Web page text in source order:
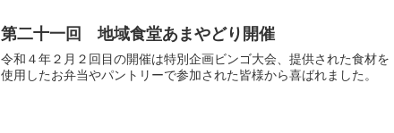
第二十一回 地域食堂あまやどり開催
令和４年２月２回目の開催は特別企画ビンゴ大会、提供された食材を
使用したお弁当やパントリーで参加された皆様から喜ばれました。